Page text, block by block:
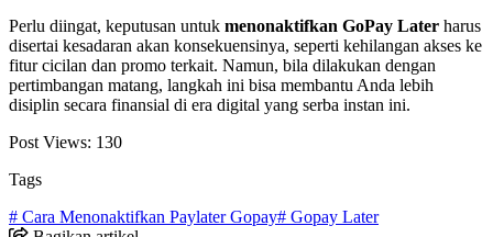
Perlu diingat, keputusan untuk menonaktifkan GoPay Later harus
disertai kesadaran akan konsekuensinya, seperti kehilangan akses ke
fitur cicilan dan promo terkait. Namun, bila dilakukan dengan
pertimbangan matang, langkah ini bisa membantu Anda lebih
disiplin secara finansial di era digital yang serba instan ini.
Post Views: 130
Tags
# Cara Menonaktifkan Paylater Gopay# Gopay Later